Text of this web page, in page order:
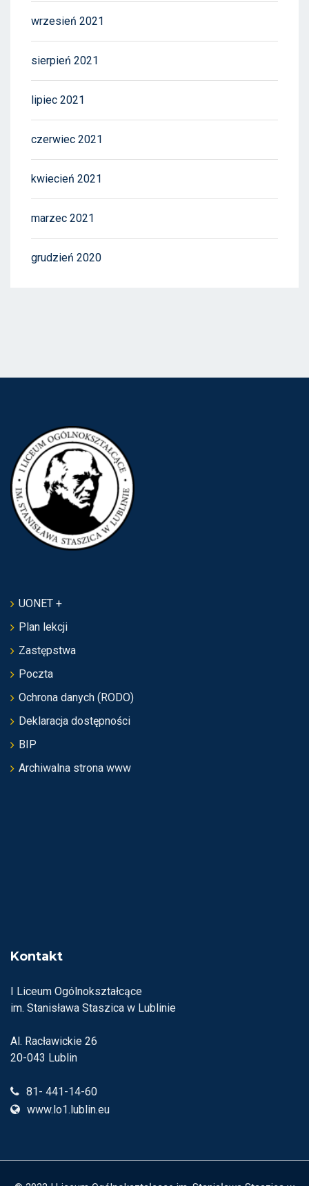
wrzesień 2021
sierpień 2021
lipiec 2021
czerwiec 2021
kwiecień 2021
marzec 2021
grudzień 2020
UONET +
Plan lekcji
Zastępstwa
Poczta
Ochrona danych (RODO)
Deklaracja dostępności
BIP
Archiwalna strona www
Kontakt
I Liceum Ogólnokształcące
im. Stanisława Staszica w Lublinie
Al. Racławickie 26
20-043 Lublin
81- 441-14-60
www.lo1.lublin.eu